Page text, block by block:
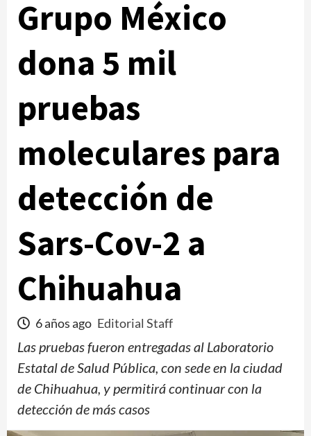
Grupo México
dona 5 mil
pruebas
moleculares para
detección de
Sars-Cov-2 a
Chihuahua
6 años ago Editorial Staff
Las pruebas fueron entregadas al Laboratorio
Estatal de Salud Pública, con sede en la ciudad
de Chihuahua, y permitirá continuar con la
detección de más casos